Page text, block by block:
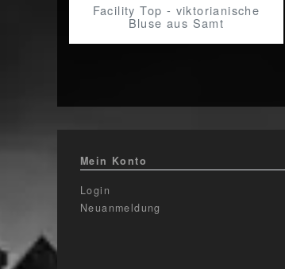
Facility Top - viktorianische
Bluse aus Samt
Mein Konto
Login
Neuanmeldung